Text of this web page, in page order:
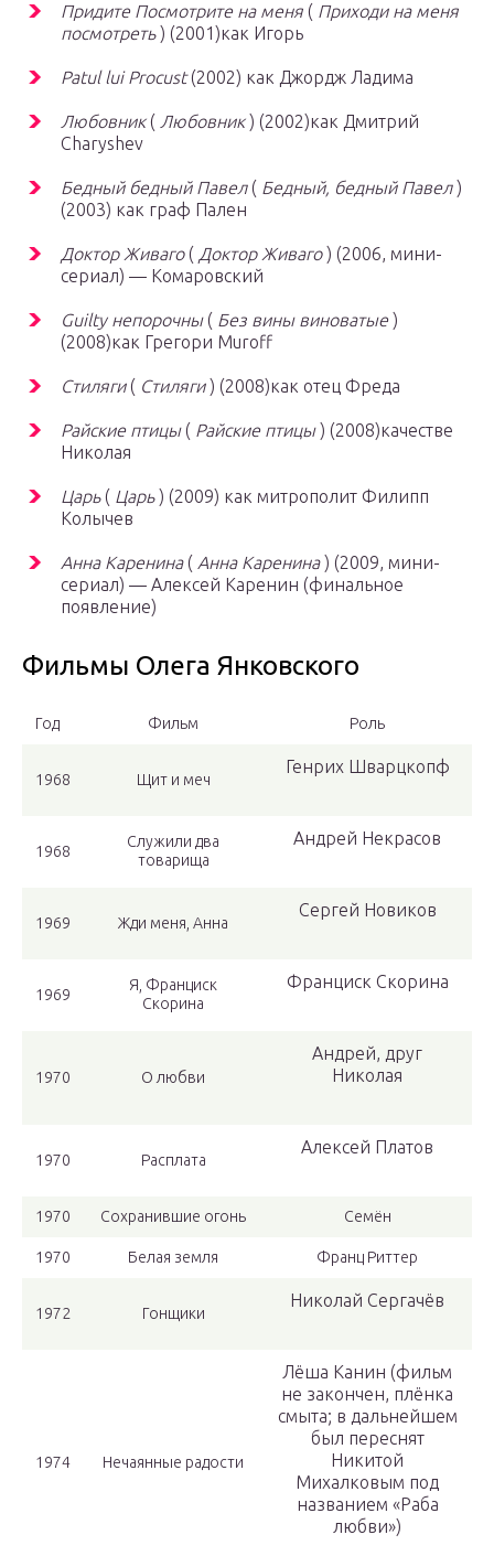
Придите Посмотрите на меня ( Приходи на меня
посмотреть) (2001)как Игорь
Patul lui Procust(2002) как Джордж Ладима
Любовник( Любовник) (2002)как Дмитрий
Charyshev
Бедный бедный Павел( Бедный, бедный Павел)
(2003) как граф Пален
Доктор Живаго( Доктор Живаго) (2006, мини-
сериал) — Комаровский
Guilty непорочны( Без вины виноватые)
(2008)как Грегори Muroff
Стиляги( Стиляги) (2008)как отец Фреда
Райские птицы( Райские птицы) (2008)качестве
Николая
Царь( Царь) (2009) как митрополит Филипп
Колычев
Анна Каренина( Анна Каренина) (2009, мини-
сериал) — Алексей Каренин (финальное
появление)
Фильмы Олега Янковского
Год Фильм Роль
1968 Щит и меч
Генрих Шварцкопф
1968
Служили два
товарища
Андрей Некрасов
1969 Жди меня, Анна
Сергей Новиков
1969
Я, Франциск
Скорина
Франциск Скорина
1970 О любви
Андрей, друг
Николая
1970 Расплата
Алексей Платов
1970 Сохранившие огонь Семён
1970 Белая земля Франц Риттер
1972 Гонщики
Николай Сергачёв
1974 Нечаянные радости
Лёша Канин (фильм
не закончен, плёнка
смыта; в дальнейшем
был переснят
Никитой
Михалковым под
названием «Раба
любви»)